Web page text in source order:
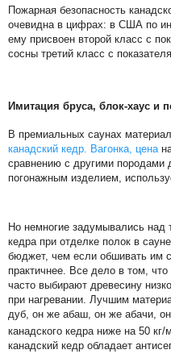
Пожарная безопасность
очевидна в цифрах: в США по
ему присвоен второй класс с
сосны третий класс с
Имитация бруса, блок-хаус и
В премиальных саунах
канадский кедр. Вагонка, цена
сравнению с другими породами
погонажным изделием,
Но немногие задумывались над
кедра при отделке полок в
бюджет, чем если обшивать им
практичнее. Все дело в том,
часто выбирают древесину
при нагревании. Лучшим
дуб, он же абаш, он же абачи,
канадского кедра ниже на 50 кг/м
канадский кедр обладает